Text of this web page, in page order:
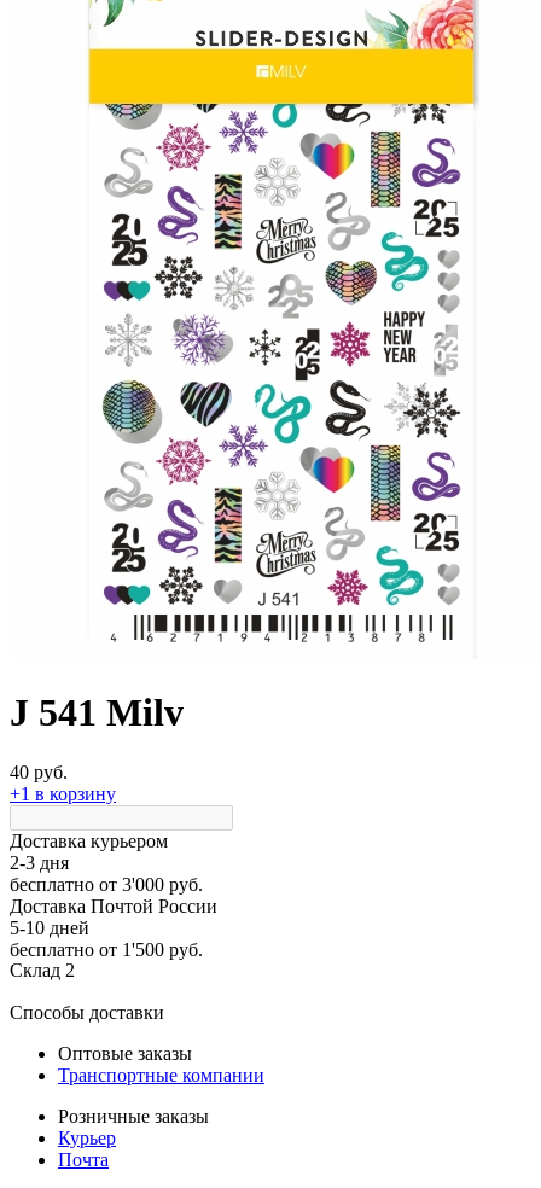
J 541 Milv
40 руб.
+1 в корзину
Доставка курьером
2-3 дня
бесплатно от 3'000 руб.
Доставка Почтой России
5-10 дней
бесплатно от 1'500 руб.
Склад 2
Способы доставки
Оптовые заказы
Транспортные компании
Розничные заказы
Курьер
Почта